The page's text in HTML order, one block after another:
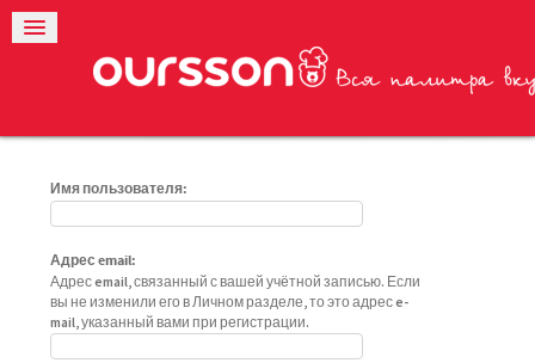
Имя пользователя:
Адрес email:
Адрес email, связанный с вашей учётной записью. Если
вы не изменили его в Личном разделе, то это адрес e-
mail, указанный вами при регистрации.